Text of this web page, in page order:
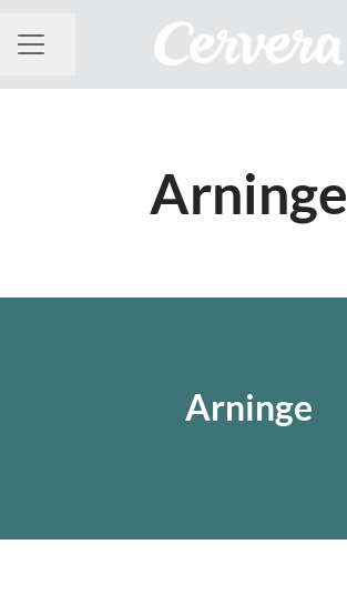
KARRIÄRMENY
Dela sidan
Arninge
Arninge